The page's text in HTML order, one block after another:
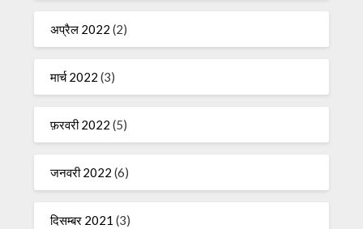
अप्रैल 2022 (2)
मार्च 2022 (3)
फ़रवरी 2022 (5)
जनवरी 2022 (6)
दिसम्बर 2021 (3)